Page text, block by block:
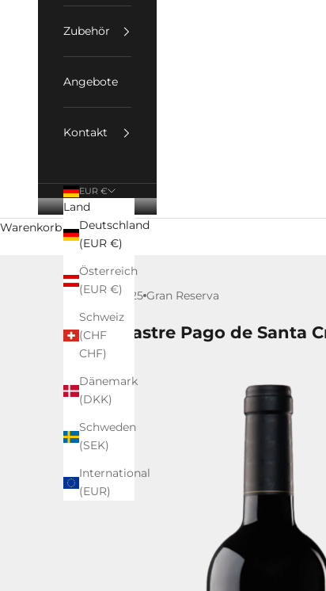
Zubehör
Angebote
Kontakt
EUR €
Land
Deutschland
(EUR €)
Österreich
(EUR €)
Schweiz
(CHF
CHF)
Dänemark
(DKK)
Schweden
(SEK)
International
(EUR)
Warenkorb
14. Mai 2025 Gran Reserva
Viña Sastre Pago de Santa